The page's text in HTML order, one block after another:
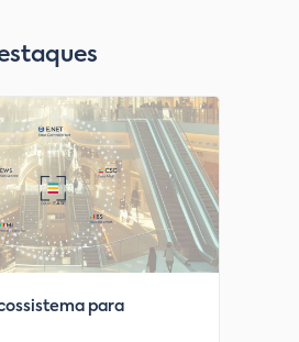
para